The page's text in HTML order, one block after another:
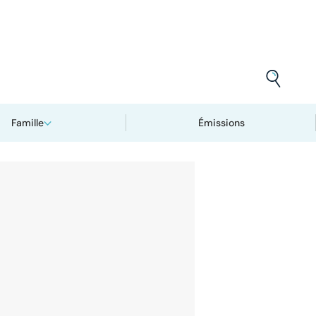
Famille Émissions